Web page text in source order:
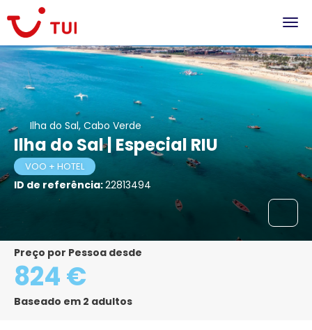
Ilha do Sal, Cabo Verde
Ilha do Sal | Especial RIU
VOO + HOTEL
ID de referência:22813494
Preço por Pessoa desde
824 €
Baseado em 2 adultos